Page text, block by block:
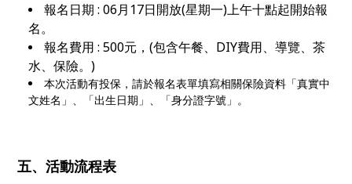
報名日期 : 06月17日開放(星期一)上午十點起開始報
名。
報名費用 : 500元，(包含午餐、DIY費用、導覽、茶
水、保險。)
本次活動有投保，請於報名表單填寫相關保險資料「真實中
文姓名」、「出生日期」、「身分證字號」。
五、活動流程表